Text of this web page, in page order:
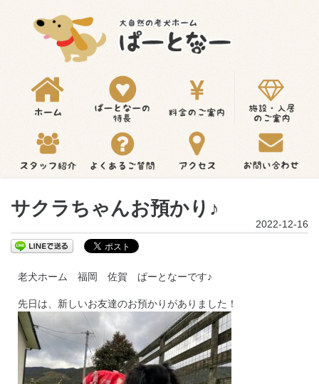
サクラちゃんお預かり♪
2022-12-16
老犬ホーム 福岡 佐賀 ぱーとなーです♪
先日は、新しいお友達のお預かりがありました！